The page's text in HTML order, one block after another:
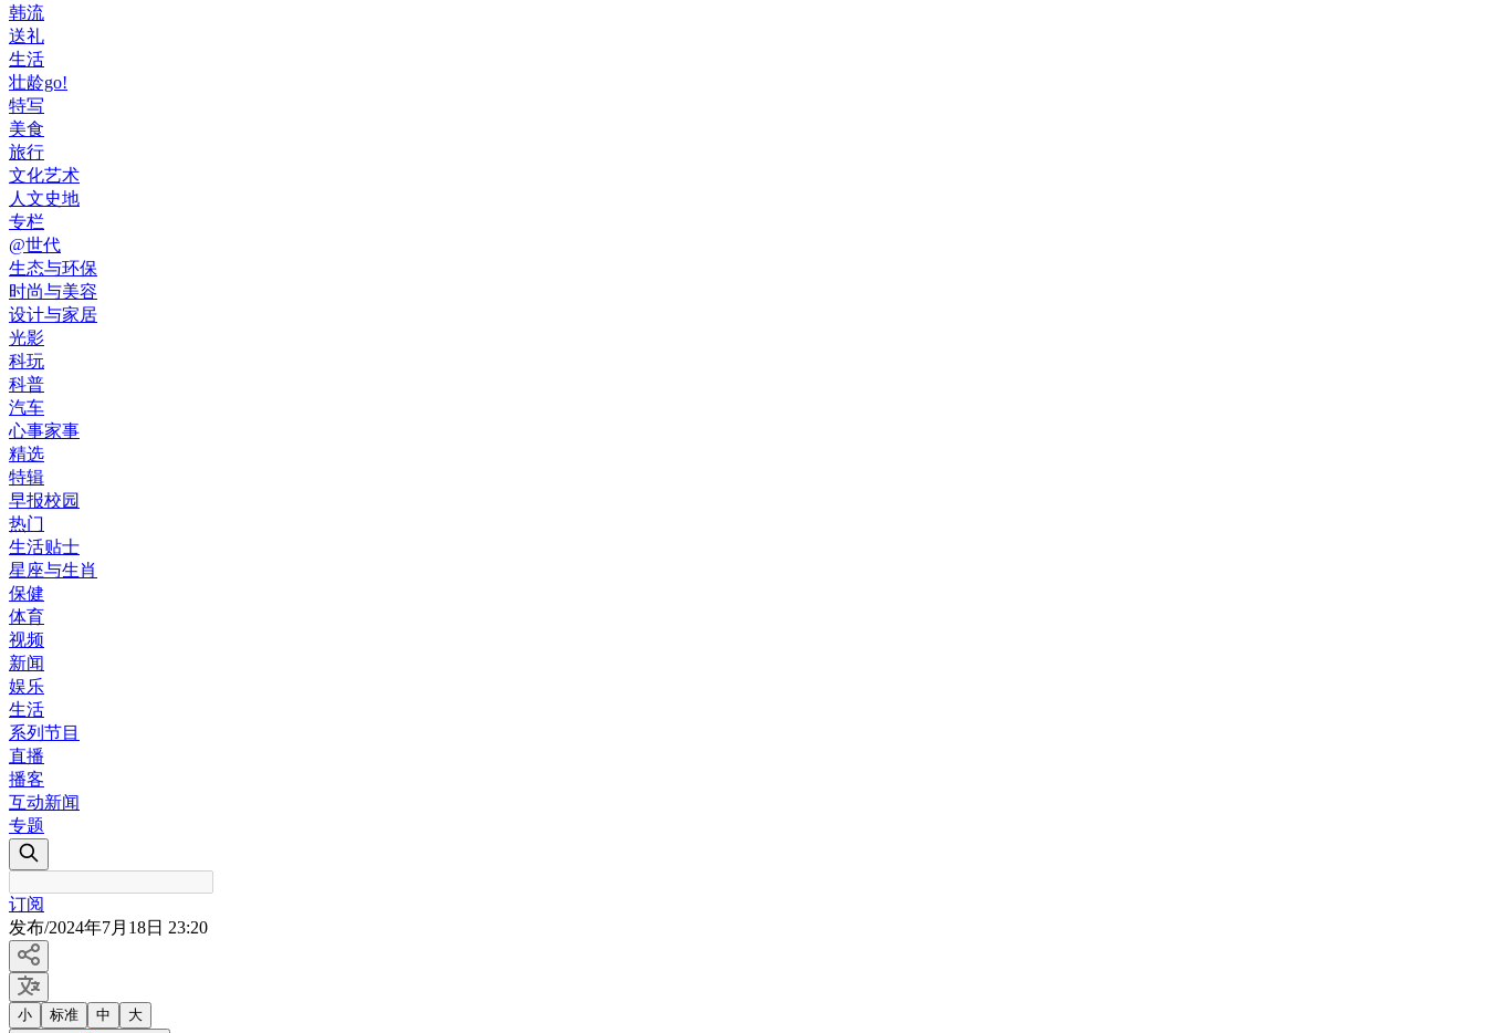
韩流
送礼
生活
壮龄go!
特写
美食
旅行
文化艺术
人文史地
专栏
@世代
生态与环保
时尚与美容
设计与家居
光影
科玩
科普
汽车
心事家事
精选
特辑
早报校园
热门
生活贴士
星座与生肖
保健
体育
视频
新闻
娱乐
生活
系列节目
直播
播客
互动新闻
专题
订阅
发布/2024年7月18日 23:20
小 标准 中 大